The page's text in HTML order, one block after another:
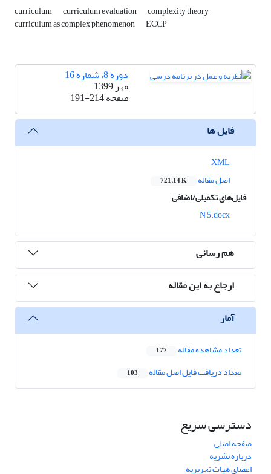
curriculum curriculum evaluation complexity theory
curriculum as complex phenomenon ECCP
دوره 8، شماره 16
مهر 1399
صفحه191-214
فایل ها
اصل مقاله
721.14 K
فایل‌های تکمیلی/اضافی
N 5.docx
هم رسانی
ارجاع به این مقاله
آمار
تعداد مشاهده مقاله 177
تعداد دریافت فایل اصل مقاله 103
دسترسی سریع
صفحه اصلی
درباره نشریه
اعضای هیات تحریریه